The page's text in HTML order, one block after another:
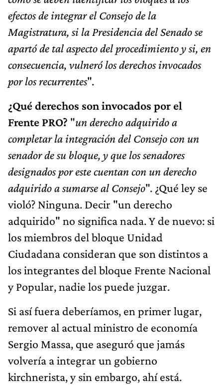
efectos de integrar el Consejo de la
Magistratura, si la Presidencia del Senado se
apartó de tal aspecto del procedimiento y si, en
consecuencia, vulneró los derechos invocados
por los recurrentes".
¿Qué derechos son invocados por el
Frente PRO? "un derecho adquirido a
completar la integración del Consejo con un
senador de su bloque, y que los senadores
designados por este cuentan con un derecho
adquirido a sumarse al Consejo". ¿Qué ley se
violó? Ninguna. Decir "un derecho
adquirido" no significa nada. Y de nuevo: si
los miembros del bloque Unidad
Ciudadana consideran que son distintos a
los integrantes del bloque Frente Nacional
y Popular, nadie los puede juzgar.
Si así fuera deberíamos, en primer lugar,
remover al actual ministro de economía
Sergio Massa, que aseguró que jamás
volvería a integrar un gobierno
kirchnerista, y sin embargo, ahí está.